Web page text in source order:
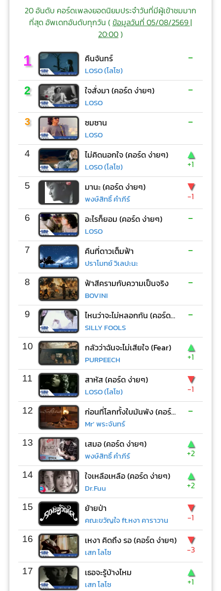
20 อันดับ คอร์ดเพลงยอดนิยมประจำวันที่มีผู้เข้าชมมาก
ที่สุด อัพเดทอันดับทุกวัน (ข้อมูลวันที่ 05/08/2569 |
20:00)
1 คืนจันทร์
LOSO (โลโซ)
-
2 ใจสั่งมา (คอร์ด ง่ายๆ)
LOSO
-
3 ซมซาน
LOSO
-
4 ไม่คิดนอกใจ (คอร์ด ง่ายๆ)
LOSO (โลโซ)
▲
+1
5 มานะ (คอร์ด ง่ายๆ)
พงษ์สิทธิ์ คำภีร์
▼
-1
6 อะไรก็ยอม (คอร์ด ง่ายๆ)
LOSO
-
7 คืนที่ดาวเต็มฟ้า
ปราโมทย์ วิเลปะนะ
-
8 ฟ้าสีครามกับความเป็นจริง
BOVINI
-
9 ไหนว่าจะไม่หลอกกัน (คอร์ด ง่ายๆ)
SILLY FOOLS
-
10 กลัวว่าฉันจะไม่เสียใจ (Fear)
PURPEECH
▲
+1
11 สาหัส (คอร์ด ง่ายๆ)
LOSO (โลโซ)
▼
-1
12 ก่อนที่โลกทั้งใบมันพัง (คอร์ด ง่ายๆ)
Mr’ พระจันทร์
-
13 เสมอ (คอร์ด ง่ายๆ)
พงษ์สิทธิ์ คำภีร์
▲
+2
14 ใจเหลือเหลือ (คอร์ด ง่ายๆ)
Dr.Fuu
▲
+2
15 ย้ายป่า
คณะขวัญใจ ft.หงา คาราวาน
▼
-1
16 เหงา คิดถึง รอ (คอร์ด ง่ายๆ)
เสก โลโซ
▼
-3
17 เธอจะรู้บ้างไหม
เสก โลโซ
▲
+1